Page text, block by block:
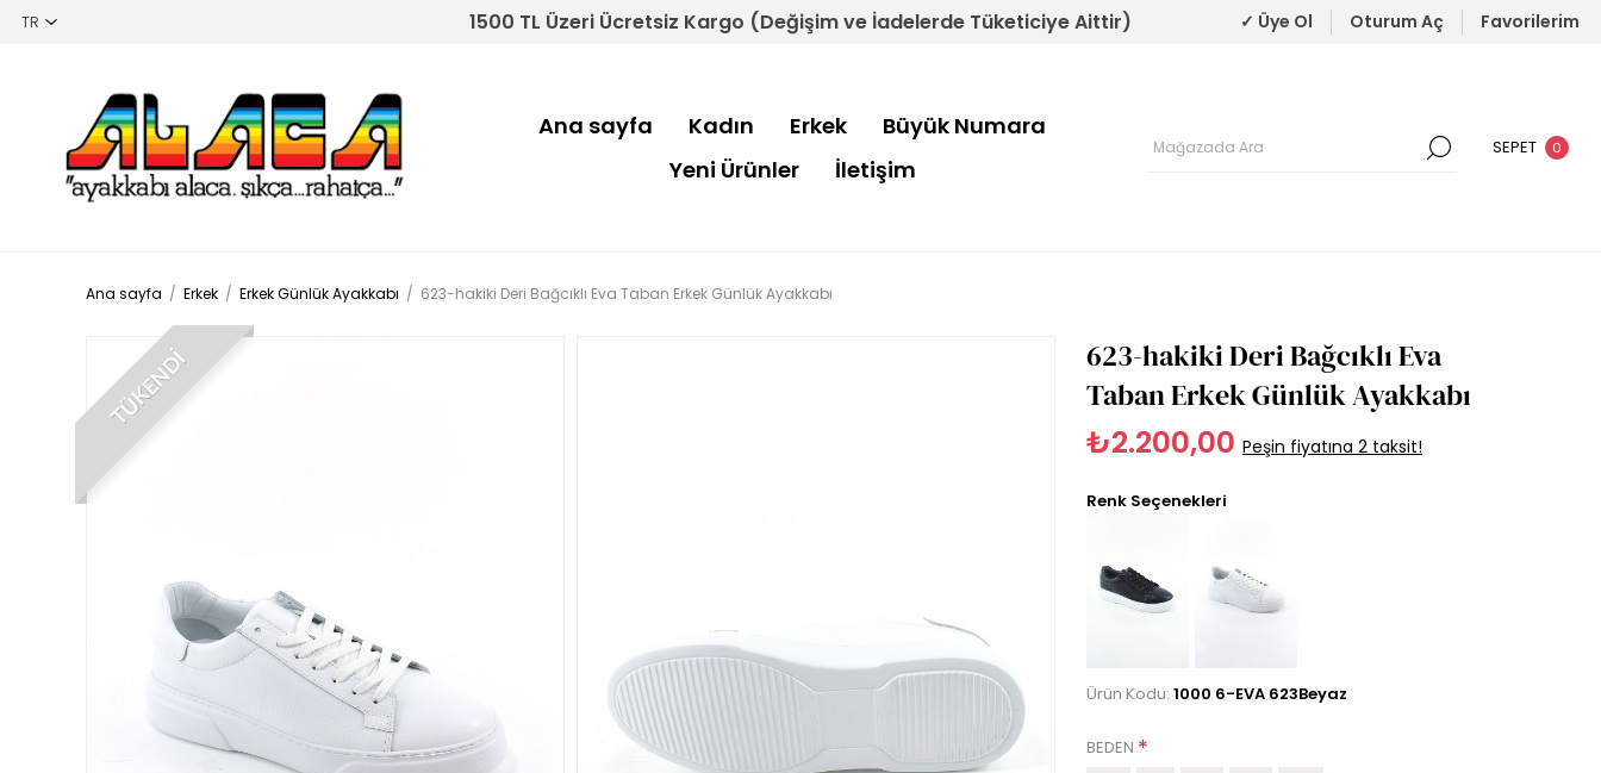
1500 TL Üzeri Ücretsiz Kargo (Değişim ve İadelerde Tüketiciye Aittir) ✓ Üye Ol Oturum Aç Favorilerim
Ana sayfa Kadın Erkek
Büyük Numara
Yeni Ürünler
İletişim
SEPET 0
Ana sayfa / Erkek / Erkek Günlük Ayakkabı / 623-hakiki Deri Bağcıklı Eva Taban Erkek Günlük Ayakkabı
TÜKENDİ
623-hakiki Deri Bağcıklı Eva
Taban Erkek Günlük Ayakkabı
₺2.200,00 Peşin fiyatına 2 taksit!
Renk Seçenekleri
Ürün Kodu: 1000 6-EVA 623Beyaz
BEDEN *